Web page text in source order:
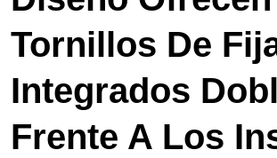
Tornillos De
Integrados
Frente A Los